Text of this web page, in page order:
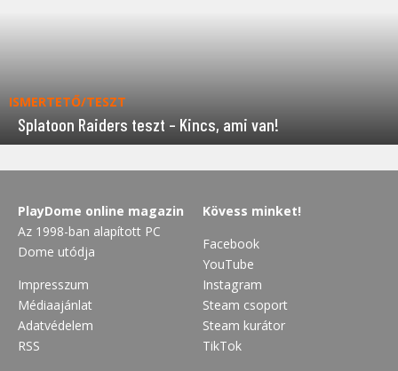
ISMERTETŐ/TESZT
Splatoon Raiders teszt – Kincs, ami van!
PlayDome online magazin
Az 1998-ban alapított PC
Dome utódja
Impresszum
Médiaajánlat
Adatvédelem
RSS
Kövess minket!
Facebook
YouTube
Instagram
Steam csoport
Steam kurátor
TikTok